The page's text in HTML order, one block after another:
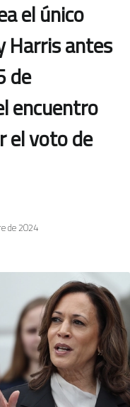
el único
Harris antes
de
encuentro
el voto de
de 2024